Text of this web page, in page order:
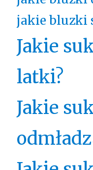
jakie bluzki
Jakie
latki?
Jakie